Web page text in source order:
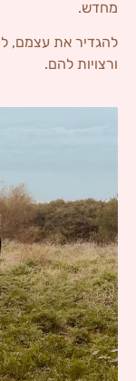
מחדש.
להגדיר את עצמם,
ורצויות להם.